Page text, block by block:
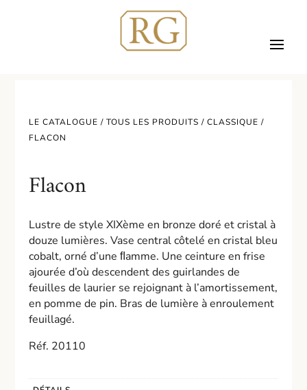
LE CATALOGUE /TOUS LES PRODUITS /CLASSIQUE /
FLACON
Flacon
Lustre de style XIXème en bronze doré et cristal à
douze lumières. Vase central côtelé en cristal bleu
cobalt, orné d’une ﬂamme. Une ceinture en frise
ajourée d’où descendent des guirlandes de
feuilles de laurier se rejoignant à l’amortissement,
en pomme de pin. Bras de lumière à enroulement
feuillagé.
Réf. 20110